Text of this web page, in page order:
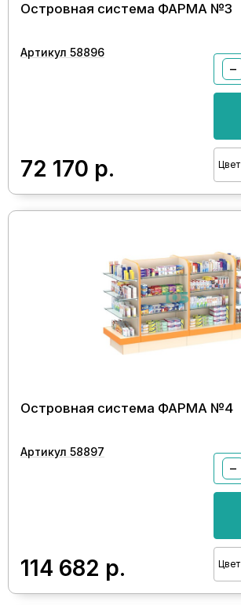
Островная система ФАРМА №3
Артикул 58896
72 170 р.
−
Цвет
Островная система ФАРМА №4
Артикул 58897
114 682 р.
−
Цвет